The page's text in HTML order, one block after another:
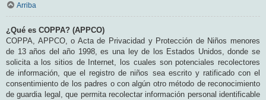
Arriba
¿Qué es COPPA? (APPCO)
COPPA, APPCO, o Acta de Privacidad y Protección de Niños menores
de 13 años del año 1998, es una ley de los Estados Unidos, donde se
solicita a los sitios de Internet, los cuales son potenciales recolectores
de información, que el registro de niños sea escrito y ratificado con el
consentimiento de los padres o con algún otro método de reconocimiento
de guardia legal, que permita recolectar información personal identificable